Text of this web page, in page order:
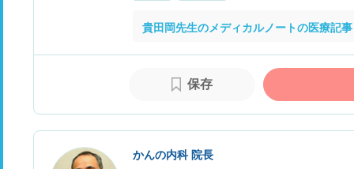
貴田岡先生のメディカルノートの医療記
保存
かんの内科 院長